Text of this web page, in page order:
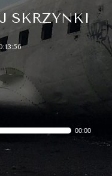
SKRZYNKI
00:00